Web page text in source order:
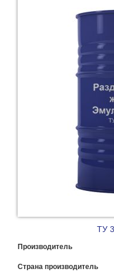
ТУ
Производитель
Страна производитель